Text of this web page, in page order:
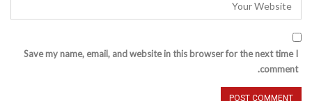
Save my name, email, and website in this browser for the next time I
comment.